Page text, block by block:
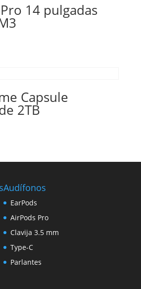
14 pulgadas
Capsule
2TB
Audífonos
EarPods
AirPods Pro
Clavija 3.5 mm
Type-C
Parlantes